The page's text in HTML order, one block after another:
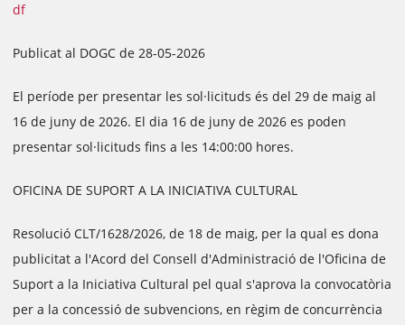
df
Publicat al DOGC de 28-05-2026
El període per presentar les sol·licituds és del 29 de maig al
16 de juny de 2026. El dia 16 de juny de 2026 es poden
presentar sol·licituds fins a les 14:00:00 hores.
OFICINA DE SUPORT A LA INICIATIVA CULTURAL
Resolució CLT/1628/2026, de 18 de maig, per la qual es dona
publicitat a l'Acord del Consell d'Administració de l'Oficina de
Suport a la Iniciativa Cultural pel qual s'aprova la convocatòria
per a la concessió de subvencions, en règim de concurrència